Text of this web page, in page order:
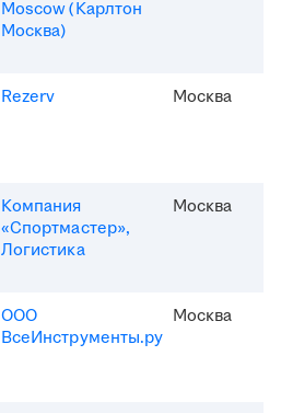
Moscow (Карлтон
Москва)
Rezerv Москва
Компания
«Спортмастер»,
Логистика
Москва
ООО
ВсеИнструменты.ру
Москва